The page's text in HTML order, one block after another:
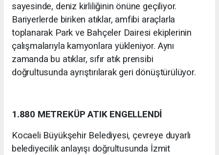
sayesinde, deniz kirliliğinin önüne geçiliyor.
Bariyerlerde biriken atıklar, amfibi araçlarla
toplanarak Park ve Bahçeler Dairesi ekiplerinin
çalışmalarıyla kamyonlara yükleniyor. Aynı
zamanda bu atıklar, sıfır atık prensibi
doğrultusunda ayrıştırılarak geri dönüştürülüyor.
1.880 METREKÜP ATIK ENGELLENDİ
Kocaeli Büyükşehir Belediyesi, çevreye duyarlı
belediyecilik anlayışı doğrultusunda İzmit